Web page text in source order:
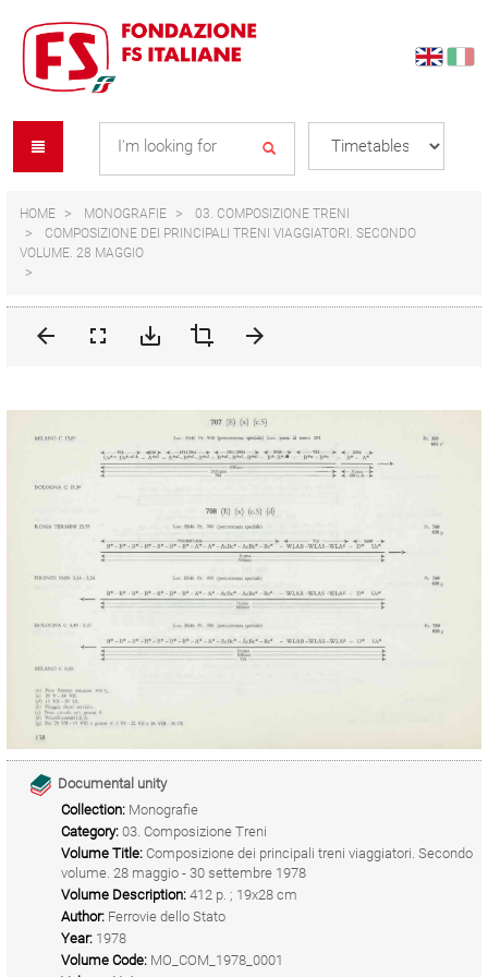
content
navigation
menu
HOME MONOGRAFIE
03. COMPOSIZIONE TRENI
COMPOSIZIONE DEI PRINCIPALI TRENI VIAGGIATORI. SECONDO
VOLUME. 28 MAGGIO
Documental unity
Collection: Monografie
Category: 03. Composizione Treni
Volume Title: Composizione dei principali treni viaggiatori. Secondo
volume. 28 maggio - 30 settembre 1978
Volume Description: 412 p. ; 19x28 cm
Author: Ferrovie dello Stato
Year: 1978
Volume Code: MO_COM_1978_0001